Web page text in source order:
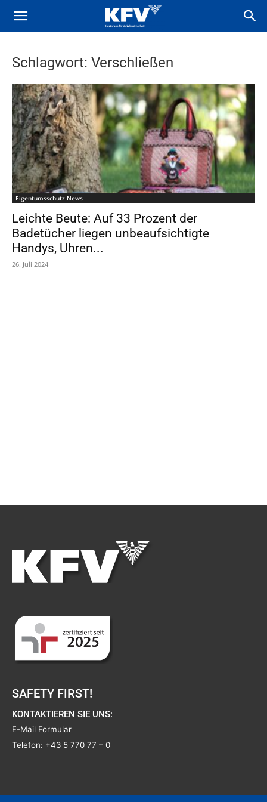
Schlagwort: Verschließen
Eigentumsschutz News
Leichte Beute: Auf 33 Prozent der
Badetücher liegen unbeaufsichtigte
Handys, Uhren...
26. Juli 2024
SAFETY FIRST!
KONTAKTIEREN SIE UNS:
E-Mail Formular
Telefon: +43 5 770 77 – 0